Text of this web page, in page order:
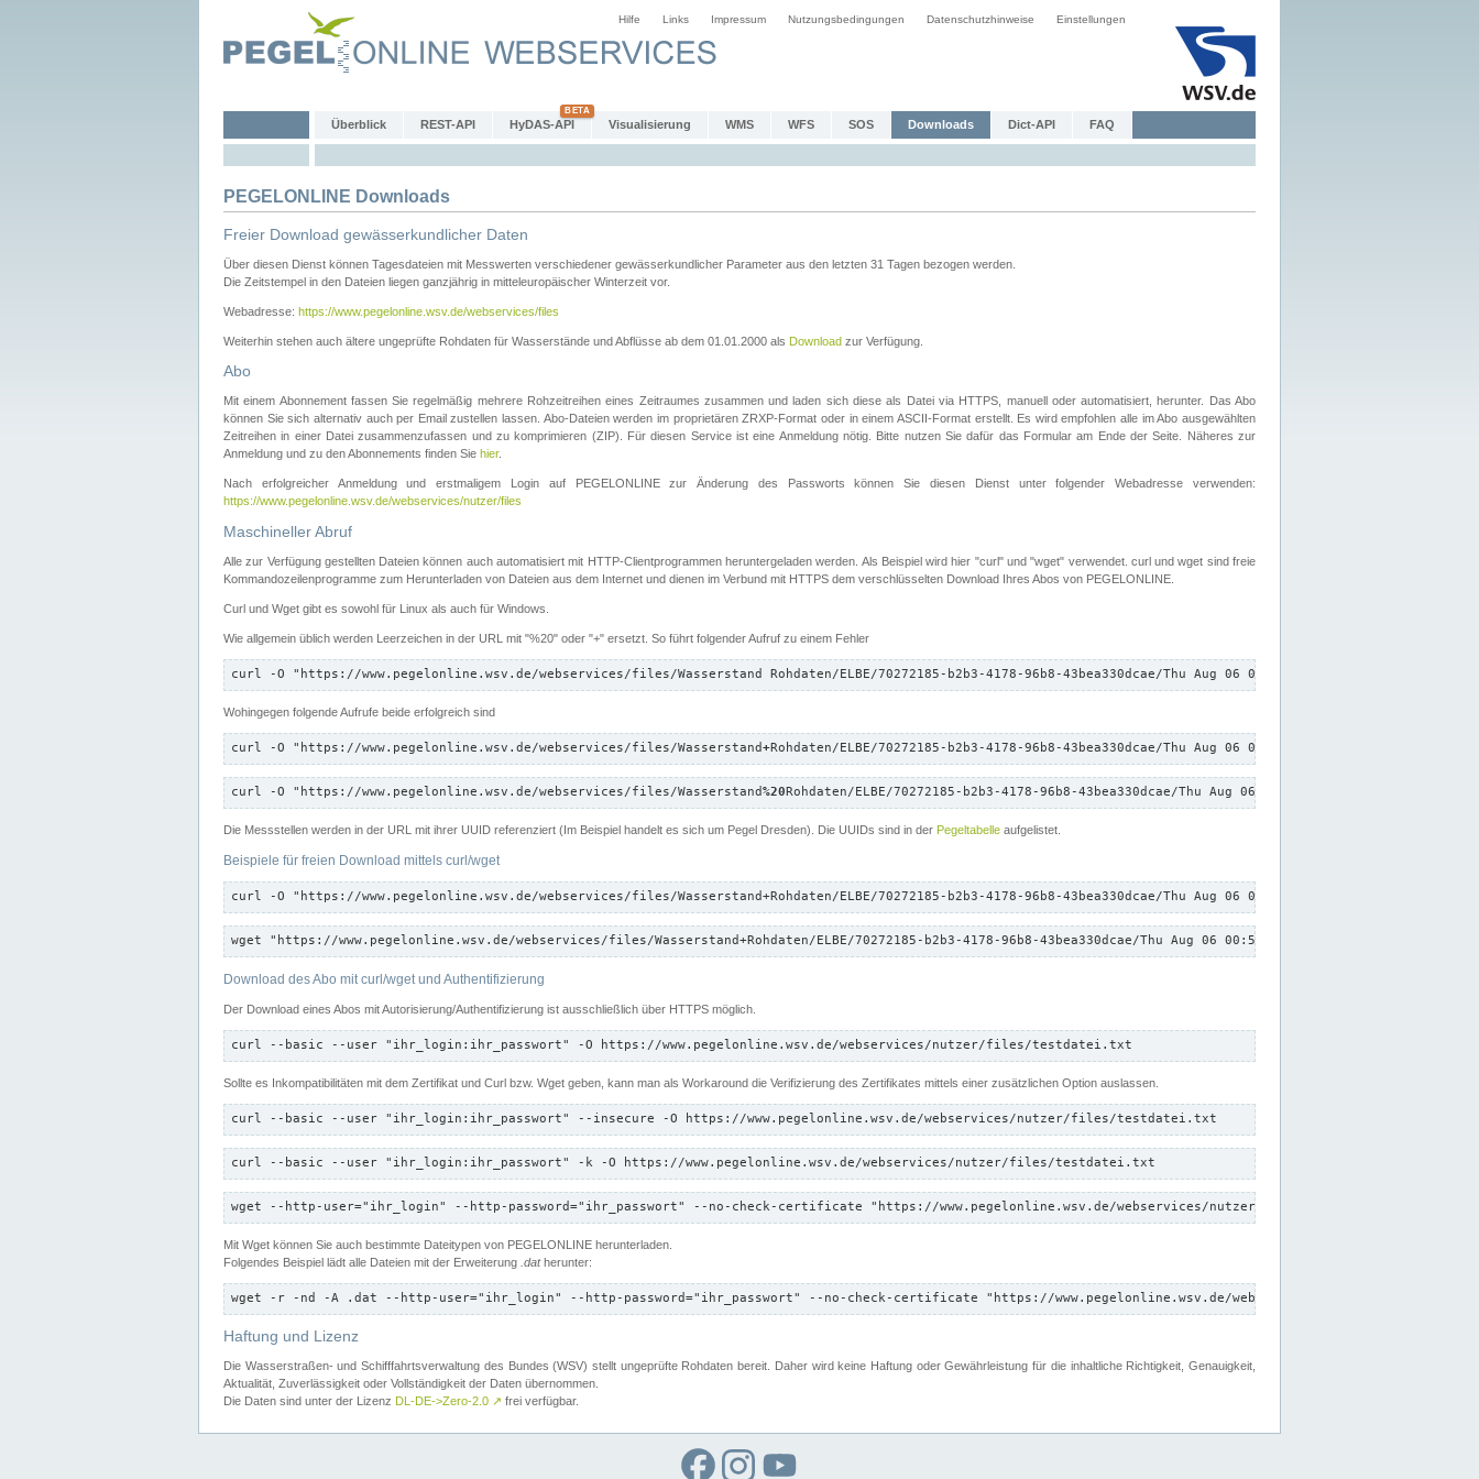
Hilfe Links Impressum Nutzungsbedingungen Datenschutzhinweise Einstellungen
Überblick REST-API HyDAS-API Visualisierung WMS WFS SOS Downloads Dict-API FAQ
PEGELONLINE Downloads
Freier Download gewässerkundlicher Daten
Über diesen Dienst können Tagesdateien mit Messwerten verschiedener gewässerkundlicher Parameter aus den letzten 31 Tagen bezogen werden.
Die Zeitstempel in den Dateien liegen ganzjährig in mitteleuropäischer Winterzeit vor.
Webadresse: https://www.pegelonline.wsv.de/webservices/files
Weiterhin stehen auch ältere ungeprüfte Rohdaten für Wasserstände und Abflüsse ab dem 01.01.2000 als Download zur Verfügung.
Abo
Mit einem Abonnement fassen Sie regelmäßig mehrere Rohzeitreihen eines Zeitraumes zusammen und laden sich diese als Datei via HTTPS, manuell oder automatisiert, herunter. Das Abo
können Sie sich alternativ auch per Email zustellen lassen. Abo-Dateien werden im proprietären ZRXP-Format oder in einem ASCII-Format erstellt. Es wird empfohlen alle im Abo ausgewählten
Zeitreihen in einer Datei zusammenzufassen und zu komprimieren (ZIP). Für diesen Service ist eine Anmeldung nötig. Bitte nutzen Sie dafür das Formular am Ende der Seite. Näheres zur
Anmeldung und zu den Abonnements finden Sie hier.
Nach erfolgreicher Anmeldung und erstmaligem Login auf PEGELONLINE zur Änderung des Passworts können Sie diesen Dienst unter folgender Webadresse verwenden:
https://www.pegelonline.wsv.de/webservices/nutzer/files
Maschineller Abruf
Alle zur Verfügung gestellten Dateien können auch automatisiert mit HTTP-Clientprogrammen heruntergeladen werden. Als Beispiel wird hier "curl" und "wget" verwendet. curl und wget sind freie
Kommandozeilenprogramme zum Herunterladen von Dateien aus dem Internet und dienen im Verbund mit HTTPS dem verschlüsselten Download Ihres Abos von PEGELONLINE.
Curl und Wget gibt es sowohl für Linux als auch für Windows.
Wie allgemein üblich werden Leerzeichen in der URL mit "%20" oder "+" ersetzt. So führt folgender Aufruf zu einem Fehler
curl -O "https://www.pegelonline.wsv.de/webservices/files/Wasserstand Rohdaten/ELBE/70272185-b2b3-4178-96b8-43bea330dcae/Thu Aug 06 00:56:55 CEST 2026/down.txt"
Wohingegen folgende Aufrufe beide erfolgreich sind
curl -O "https://www.pegelonline.wsv.de/webservices/files/Wasserstand+Rohdaten/ELBE/70272185-b2b3-4178-96b8-43bea330dcae/Thu Aug 06 00:56:55 CEST 2026/down.txt"
curl -O "https://www.pegelonline.wsv.de/webservices/files/Wasserstand%20Rohdaten/ELBE/70272185-b2b3-4178-96b8-43bea330dcae/Thu Aug 06 00:56:55 CEST 2026/down.txt"
Die Messstellen werden in der URL mit ihrer UUID referenziert (Im Beispiel handelt es sich um Pegel Dresden). Die UUIDs sind in der Pegeltabelle aufgelistet.
Beispiele für freien Download mittels curl/wget
curl -O "https://www.pegelonline.wsv.de/webservices/files/Wasserstand+Rohdaten/ELBE/70272185-b2b3-4178-96b8-43bea330dcae/Thu Aug 06 00:56:55 CEST 2026/down.txt"
wget "https://www.pegelonline.wsv.de/webservices/files/Wasserstand+Rohdaten/ELBE/70272185-b2b3-4178-96b8-43bea330dcae/Thu Aug 06 00:56:55 CEST 2026/down.txt"
Download des Abo mit curl/wget und Authentifizierung
Der Download eines Abos mit Autorisierung/Authentifizierung ist ausschließlich über HTTPS möglich.
curl --basic --user "ihr_login:ihr_passwort" -O https://www.pegelonline.wsv.de/webservices/nutzer/files/testdatei.txt
Sollte es Inkompatibilitäten mit dem Zertifikat und Curl bzw. Wget geben, kann man als Workaround die Verifizierung des Zertifikates mittels einer zusätzlichen Option auslassen.
curl --basic --user "ihr_login:ihr_passwort" --insecure -O https://www.pegelonline.wsv.de/webservices/nutzer/files/testdatei.txt
curl --basic --user "ihr_login:ihr_passwort" -k -O https://www.pegelonline.wsv.de/webservices/nutzer/files/testdatei.txt
wget --http-user="ihr_login" --http-password="ihr_passwort" --no-check-certificate "https://www.pegelonline.wsv.de/webservices/nutzer/files/testdatei.txt"
Mit Wget können Sie auch bestimmte Dateitypen von PEGELONLINE herunterladen.
Folgendes Beispiel lädt alle Dateien mit der Erweiterung .datherunter:
wget -r -nd -A .dat --http-user="ihr_login" --http-password="ihr_passwort" --no-check-certificate "https://www.pegelonline.wsv.de/webservices/nutzer/files"
Haftung und Lizenz
Die Wasserstraßen- und Schifffahrtsverwaltung des Bundes (WSV) stellt ungeprüfte Rohdaten bereit. Daher wird keine Haftung oder Gewährleistung für die inhaltliche Richtigkeit, Genauigkeit,
Aktualität, Zuverlässigkeit oder Vollständigkeit der Daten übernommen.
Die Daten sind unter der Lizenz DL-DE->Zero-2.0 ↗ frei verfügbar.